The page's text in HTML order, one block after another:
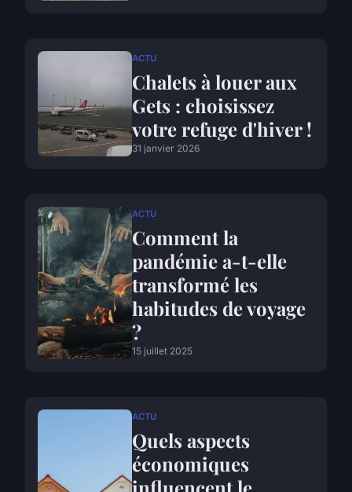
ACTU
Chalets à louer aux
Gets : choisissez
votre refuge d'hiver !
31 janvier 2026
ACTU
Comment la
pandémie a-t-elle
transformé les
habitudes de voyage
?
15 juillet 2025
ACTU
Quels aspects
économiques